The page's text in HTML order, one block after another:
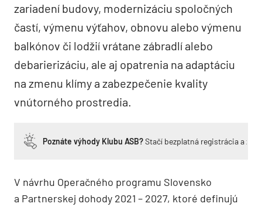
zariadení budovy, modernizáciu spoločných
častí, výmenu výťahov, obnovu alebo výmenu
balkónov či lodžií vrátane zábradlí alebo
debarierizáciu, ale aj opatrenia na adaptáciu
na zmenu klímy a zabezpečenie kvality
vnútorného prostredia.
Poznáte výhody Klubu ASB?Stačí bezplatná registrácia a
V návrhu Operačného programu Slovensko
a Partnerskej dohody 2021 – 2027, ktoré definujú